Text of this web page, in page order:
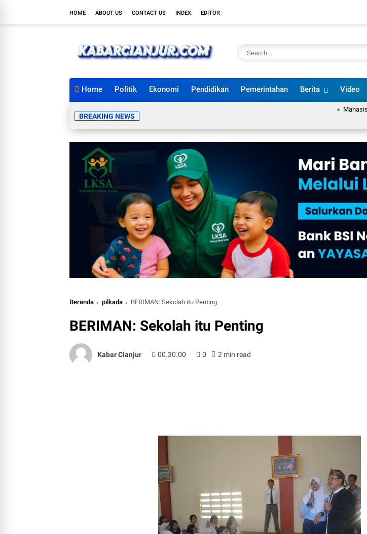
HOME ABOUT US CONTACT US INDEX EDITOR
Home Politik Ekonomi Pendidikan Pemerintahan Berita Video
BREAKING NEWS
Mahasiswa IPB
Beranda pilkada BERIMAN: Sekolah itu Penting
BERIMAN: Sekolah itu Penting
Kabar Cianjur 00.30.00 0 2 min read